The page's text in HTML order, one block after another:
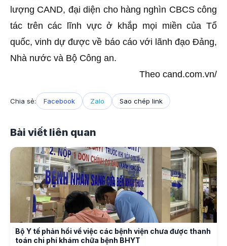
lượng CAND, đại diện cho hàng nghìn CBCS công
tác trên các lĩnh vực ở khắp mọi miền của Tổ
quốc, vinh dự được về báo cáo với lãnh đạo Đảng,
Nhà nước và Bộ Công an.
Theo cand.com.vn/
Chia sẻ: Facebook Zalo Sao chép link
Bài viết liên quan
Bộ Y tế phản hồi về việc các bệnh viện chưa được thanh
toán chi phí khám chữa bệnh BHYT